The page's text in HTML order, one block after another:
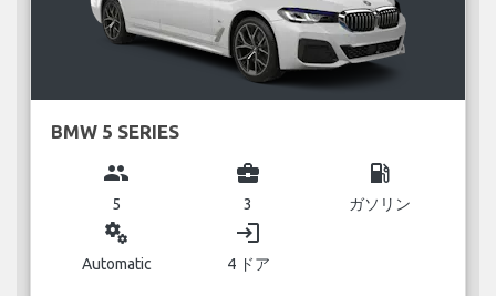
BMW 5 SERIES
group
5
business_center
3
local_gas_station
ガソリン
miscellaneous_services
Automatic
login
4 ドア